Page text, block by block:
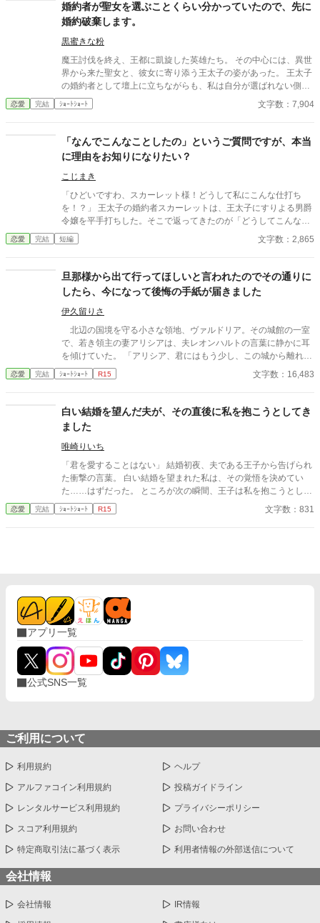
婚約者が聖女を選ぶことくらい分かっていたので、先に
婚約破棄します。
黒蜜きな粉
魔王討伐を終え、王都に凱旋した英雄たち。 その中心には、異世
界から来た聖女と、彼女に寄り添う王太子の姿があった。 王太子
の婚約者として壇上に立ちながらも、私は自分が選ばれない側だ
と理解していた。 だから、泣かない。縋らない。 私は自分から婚
約破棄を願い出る。 選ばれなかった人生を終わらせるために。 そ
恋愛 完結 ｼｮｰﾄｼｮｰﾄ 文字数：7,904
「なんでこんなことしたの」というご質問ですが、本当
に理由をお知りになりたい？
こじまき
「ひどいですわ、スカーレット様！どうして私にこんな仕打ち
を！？」 王太子の婚約者スカーレットは、王太子にすりよる男爵
令嬢を平手打ちした。そこで返ってきたのが「どうしてこんなこ
とを」という質問である。 わからないなら、丁寧にご説明して差
し上げるわ。でも、本当に大丈夫かしら。 ――全部説明された
恋愛 完結 短編 文字数：2,865
旦那様から出て行ってほしいと言われたのでその通りに
したら、今になって後悔の手紙が届きました
伊久留りさ
北辺の国境を守る小さな領地、ヴァルドリア。その城館の一室
で、若き領主の妻アリシアは、夫レオンハルトの言葉に静かに耳
を傾けていた。 「アリシア、君にはもう少し、この城から離れて
もらいたい」 レオンハルトの声は、いつものように低く、落ち
着いていた。しかし、その言葉の意味は、アリシアにとってあま
はどういう意味でございますか」 「つまり、この城にいないでほ
しい、ということだ。しばらくの間、君には別の場所で暮らして
もらいたい」 アリシアは、ゆっくりと目を閉じた。指先がわず
かに震えるのを、彼女は必死に抑えていた。この男の前で、自分
が動揺している姿を見せたくなかったからだ。
恋愛 完結 ｼｮｰﾄｼｮｰﾄ R15 文字数：16,483
白い結婚を望んだ夫が、その直後に私を抱こうとしてき
ました
唯崎りいち
「君を愛することはない」 結婚初夜、夫である王子から告げられ
た衝撃の言葉。 白い結婚を望まれた私は、その覚悟を決めてい
た……はずだった。 ところが次の瞬間、王子は私を抱こうとして
くる。 「待ってください！ あなた、私を愛さないと言いました
よね？」 愛するつもりはないのに、なぜ身体の関係だけ求めるの
恋愛 完結 ｼｮｰﾄｼｮｰﾄ R15 文字数：831
アプリ一覧
公式SNS一覧
ご利用について
利用規約 ヘルプ
アルファコイン利用規約 投稿ガイドライン
レンタルサービス利用規約 プライバシーポリシー
スコア利用規約 お問い合わせ
特定商取引法に基づく表示 利用者情報の外部送信について
会社情報
会社情報 IR情報